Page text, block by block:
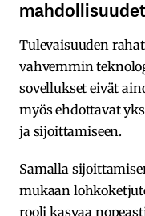
mahdollisuudet
Tulevaisuuden
vahvemmin
sovellukset eivät
myös ehdottavat
ja sijoittamiseen.
Samalla
mukaan
rooli kasvaa